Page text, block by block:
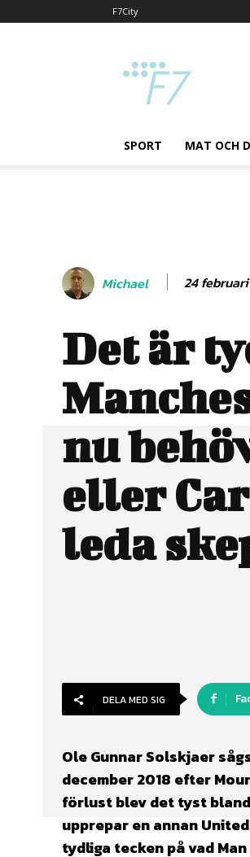
F7City
SPORT MAT OCH
Michael 24
Det är
nu
eller
leda
DELA MED SIG
Ole Gunnar Solskjaer
december 2018 efter
förlust blev det tyst
upprepar en annan
tydliga tecken på vad